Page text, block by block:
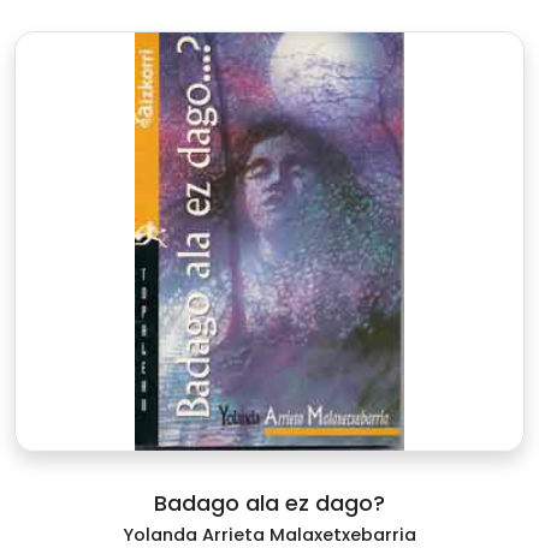
Badago ala ez dago?
Yolanda Arrieta Malaxetxebarria